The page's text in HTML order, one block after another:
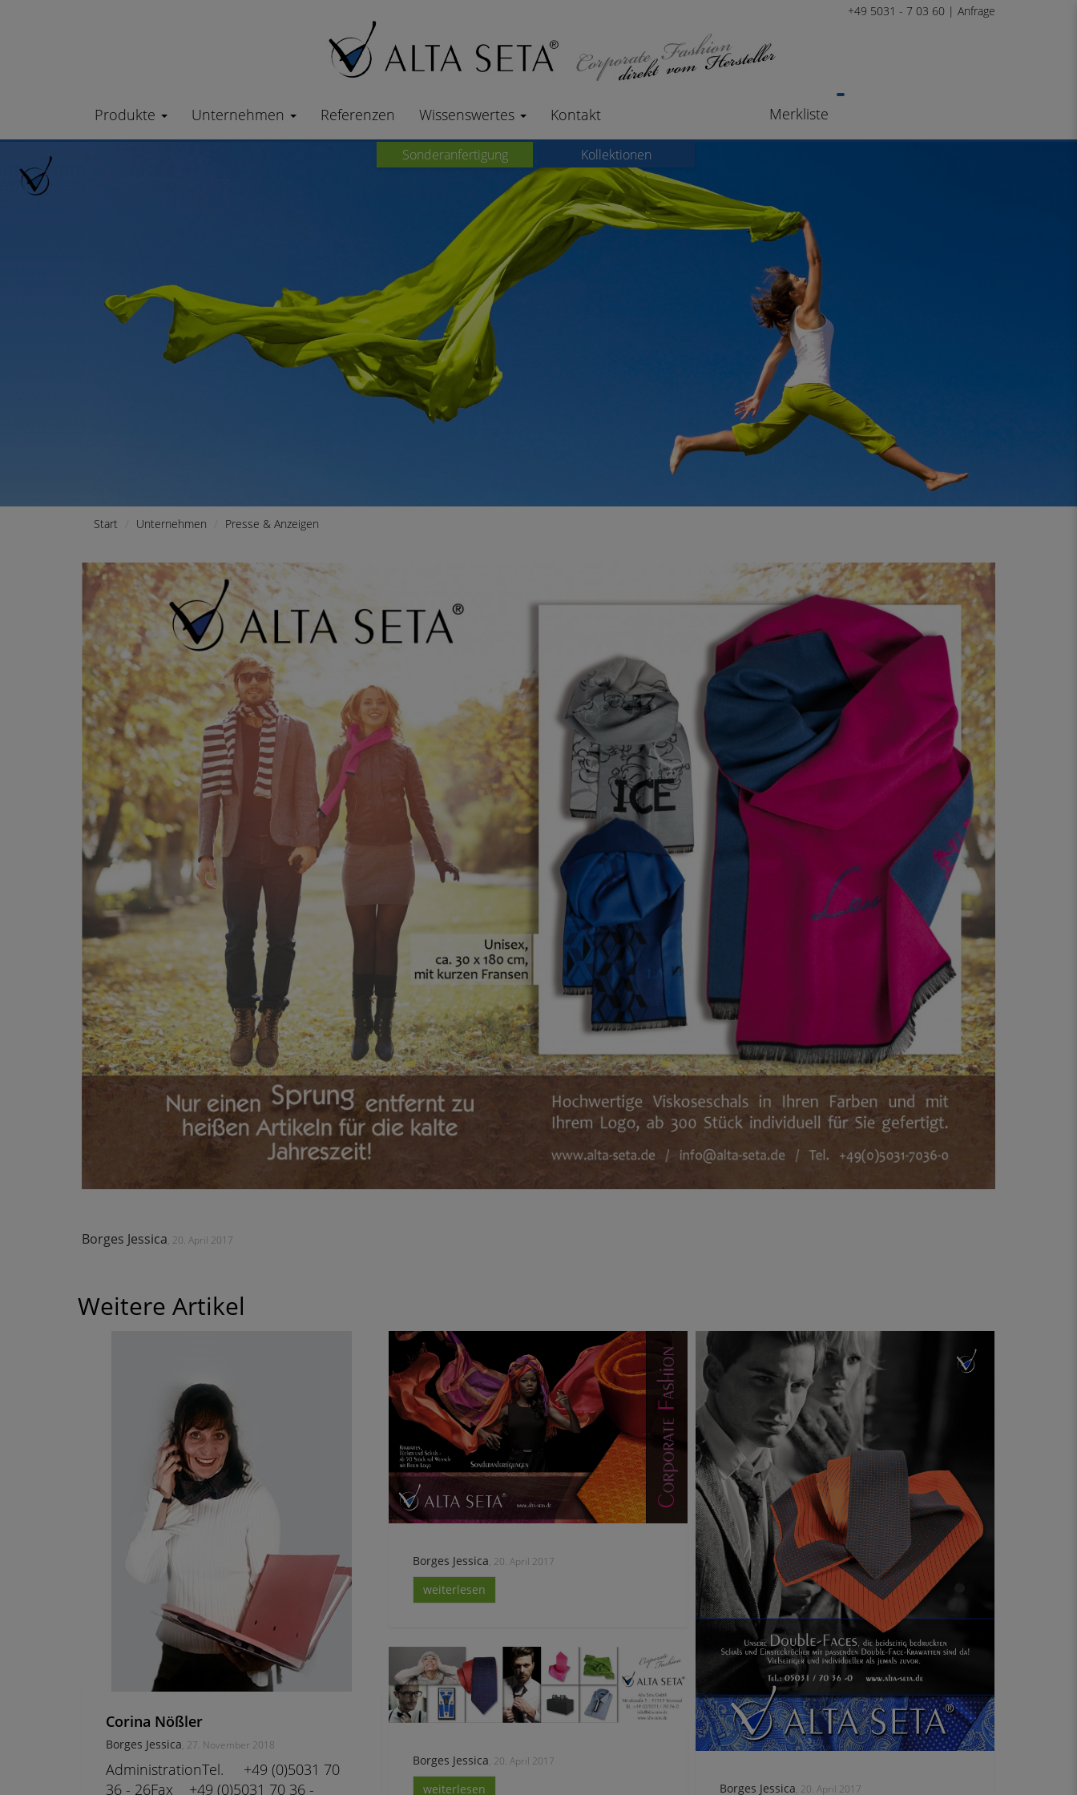
+49 5031 - 7 03 60 | Anfrage
Produkte Unternehmen Referenzen Wissenswertes Kontakt Merkliste
Sonderanfertigung Kollektionen
Start Unternehmen Presse & Anzeigen
Borges Jessica, 20. April 2017
Weitere Artikel
Corina Nößler
Borges Jessica, 27. November 2018
AdministrationTel. +49 (0)5031 70
36 - 26Fax +49 (0)5031 70 36 -
Borges Jessica, 20. April 2017
weiterlesen
Borges Jessica, 20. April 2017
Borges Jessica, 20. April 2017
weiterlesen